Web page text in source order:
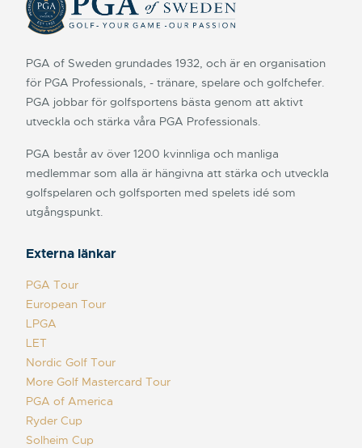
PGA of Sweden grundades 1932, och är en organisation
för PGA Professionals, - tränare, spelare och golfchefer.
PGA jobbar för golfsportens bästa genom att aktivt
utveckla och stärka våra PGA Professionals.
PGA består av över 1200 kvinnliga och manliga
medlemmar som alla är hängivna att stärka och utveckla
golfspelaren och golfsporten med spelets idé som
utgångspunkt.
Externa länkar
PGA Tour
European Tour
LPGA
LET
Nordic Golf Tour
More Golf Mastercard Tour
PGA of America
Ryder Cup
Solheim Cup